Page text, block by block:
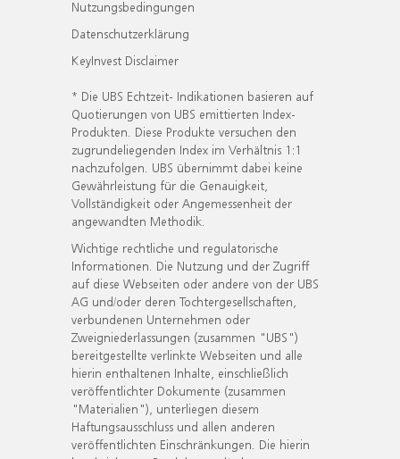
Nutzungsbedingungen
Datenschutzerklärung
KeyInvest Disclaimer
* Die UBS Echtzeit- Indikationen basieren auf
Quotierungen von UBS emittierten Index-
Produkten. Diese Produkte versuchen den
zugrundeliegenden Index im Verhältnis 1:1
nachzufolgen. UBS übernimmt dabei keine
Gewährleistung für die Genauigkeit,
Vollständigkeit oder Angemessenheit der
angewandten Methodik.
Wichtige rechtliche und regulatorische
Informationen. Die Nutzung und der Zugriff
auf diese Webseiten oder andere von der UBS
AG und/oder deren Tochtergesellschaften,
verbundenen Unternehmen oder
Zweigniederlassungen (zusammen "UBS")
bereitgestellte verlinkte Webseiten und alle
hierin enthaltenen Inhalte, einschließlich
veröffentlichter Dokumente (zusammen
"Materialien"), unterliegen diesem
Haftungsausschluss und allen anderen
veröffentlichten Einschränkungen. Die hierin